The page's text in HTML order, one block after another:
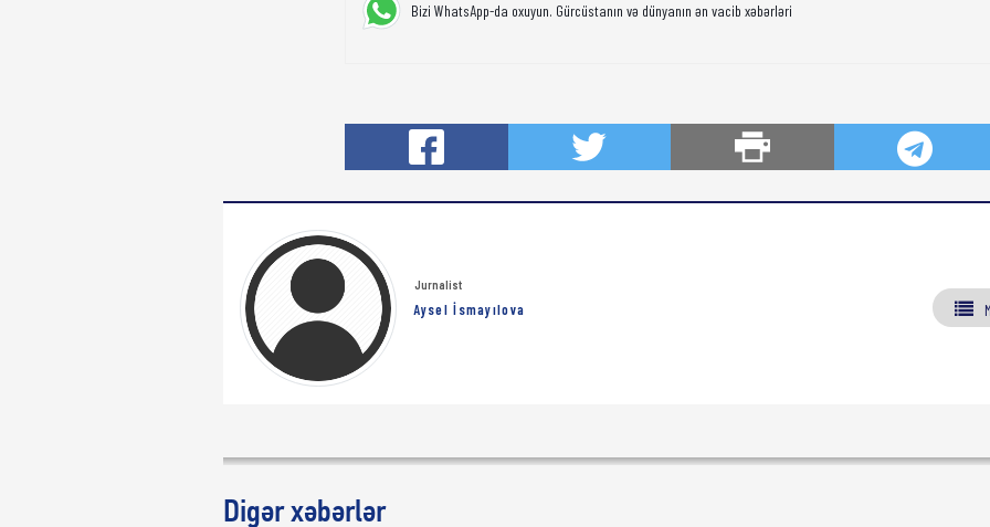
Bizi WhatsApp-da oxuyun. Gürcüstanın və dünyanın ən vacib xəbərləri
Jurnalist
Aysel İsmayılova
Digər xəbərlər